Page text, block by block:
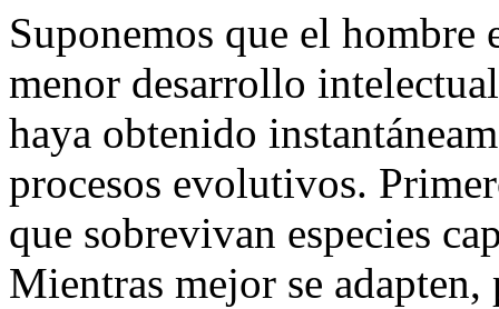
Suponemos que el
menor desarrollo
haya obtenido
procesos evolutivos.
que sobrevivan especies
Mientras mejor se